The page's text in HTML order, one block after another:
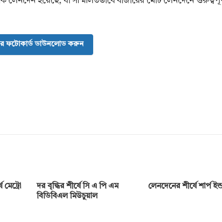
ফটোকার্ড ডাউনলোড করুন
মেট্রো
দর বৃদ্ধির শীর্ষে সি এ পি এম
বিডিবিএল মিউচুয়াল
লেনদেনের শীর্ষে শার্প